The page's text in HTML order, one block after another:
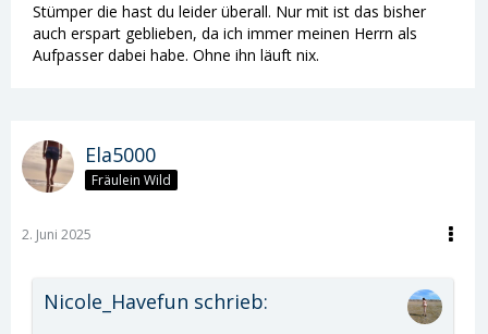
Stümper die hast du leider überall. Nur mit ist das bisher
auch erspart geblieben, da ich immer meinen Herrn als
Aufpasser dabei habe. Ohne ihn läuft nix.
Ela5000
Fräulein Wild
2. Juni 2025
Nicole_Havefun schrieb: